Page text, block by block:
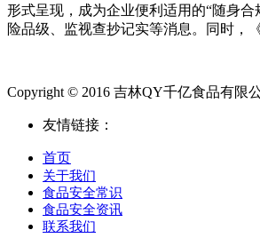
形式呈现，成为企业便利适用的“随身
险品级、监视查抄记实等消息。同时，
Copyright © 2016 吉林QY千亿食品有限
友情链接：
首页
关于我们
食品安全常识
食品安全资讯
联系我们